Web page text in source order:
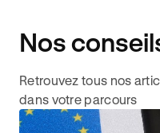
Nos
Retrouvez tous nos
dans votre parcours